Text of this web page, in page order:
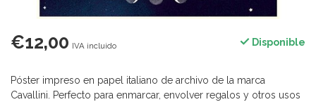
€12,00 IVA incluido Disponible
Póster impreso en papel italiano de archivo de la marca
Cavallini. Perfecto para enmarcar, envolver regalos y otros usos